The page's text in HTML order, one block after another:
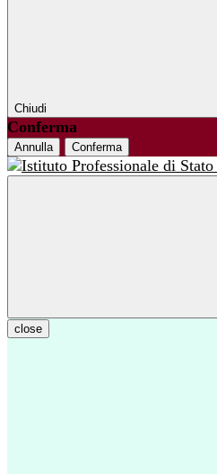
Chiudi
Conferma
Annulla Conferma
close